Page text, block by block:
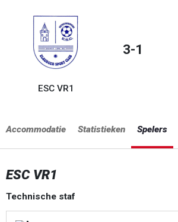
ESC VR1
3-1
Accommodatie Statistieken Spelers
ESC VR1
Technische staf